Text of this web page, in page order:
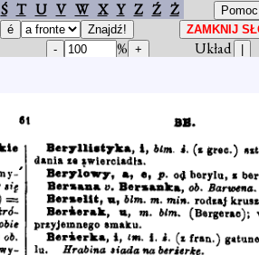
Ś T U V W X Y Z Ź Ż
%
Układ